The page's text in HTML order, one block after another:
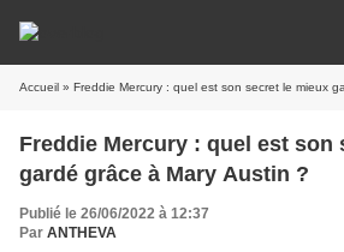
Accueil » Freddie Mercury : quel est son secret le mieux
Freddie Mercury : quel est son
gardé grâce à Mary Austin ?
Publié le 26/06/2022 à 12:37
Par ANTHEVA